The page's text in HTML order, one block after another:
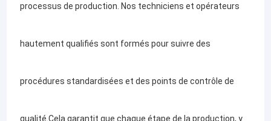
processus de production. Nos techniciens et opérateurs
hautement qualifiés sont formés pour suivre des
procédures standardisées et des points de contrôle de
qualité.Cela garantit que chaque étape de la production, y